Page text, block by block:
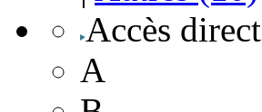
Accès direct
A